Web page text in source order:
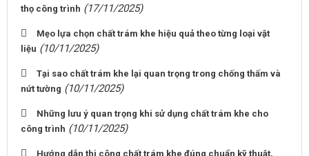
thọ công trình (17/11/2025)
Mẹo lựa chọn chất trám khe hiệu quả theo từng loại vật
liệu (10/11/2025)
Tại sao chất trám khe lại quan trọng trong chống thấm và
nứt tường (10/11/2025)
Những lưu ý quan trọng khi sử dụng chất trám khe cho
công trình (10/11/2025)
Hướng dẫn thi công chất trám khe đúng chuẩn kỹ thuật,